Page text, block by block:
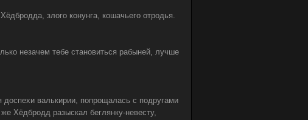
злого конунга, кошачьего отродья.
незачем тебе становиться рабыней, лучше
валькирии, попрощалась с подругами
Хёдбродд разыскал беглянку-невесту,